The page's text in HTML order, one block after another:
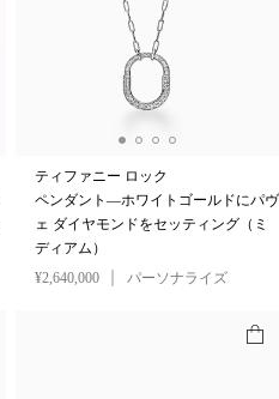
ティファニー ロック
ペンダント—ホワイトゴールドにパヴ
ェ ダイヤモンドをセッティング（ミ
ディアム）
¥2,640,000
パーソナライズ